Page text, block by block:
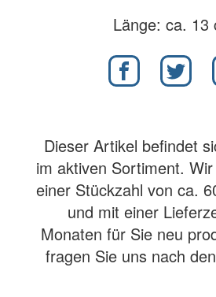
Länge: ca. 13
Dieser Artikel befindet
im aktiven Sortiment.
einer Stückzahl von ca.
und mit einer
Monaten für Sie neu
fragen Sie uns nach